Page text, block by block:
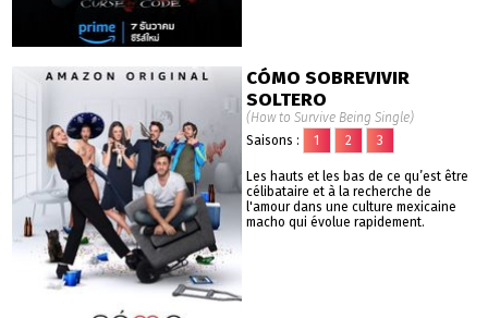
CÓMO SOBREVIVIR
SOLTERO
(How to Survive Being Single)
Saisons :
1 2 3
Les hauts et les bas de ce qu’est être
célibataire et à la recherche de
l'amour dans une culture mexicaine
macho qui évolue rapidement.